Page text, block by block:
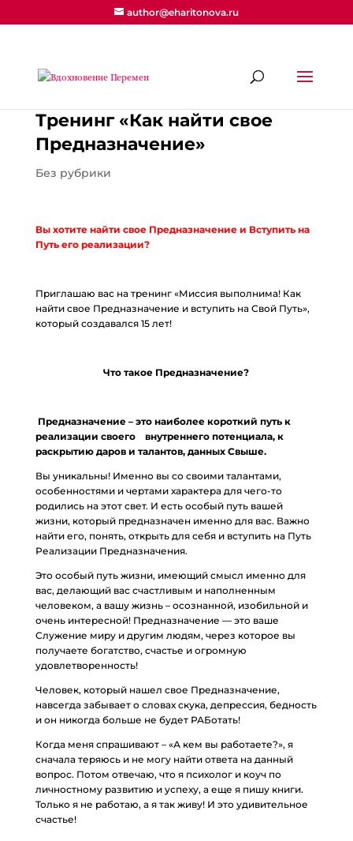
author@eharitonova.ru
Тренинг «Как найти свое
Предназначение»
Без рубрики
Вы хотите найти свое Предназначение и Вступить на
Путь его реализации?
Приглашаю вас на тренинг «Миссия выполнима! Как
найти свое Предназначение и вступить на Свой Путь»,
который создавался 15 лет!
Что такое Предназначение?
Предназначение– это наиболее короткий путь к
реализации своего внутреннего потенциала, к
раскрытию даров и талантов, данных Свыше.
Вы уникальны! Именно вы со своими талантами,
особенностями и чертами характера для чего-то
родились на этот свет. И есть особый путь вашей
жизни, который предназначен именно для вас. Важно
найти его, понять, открыть для себя и вступить на Путь
Реализации Предназначения.
Это особый путь жизни, имеющий смысл именно для
вас, делающий вас счастливым и наполненным
человеком, а вашу жизнь – осознанной, изобильной и
очень интересной! Предназначение — это ваше
Служение миру и другим людям, через которое вы
получаете богатство, счастье и огромную
удовлетворенность!
Человек, который нашел свое Предназначение,
навсегда забывает о словах скука, депрессия, бедность
и он никогда больше не будет РАБотать!
Когда меня спрашивают – «А кем вы работаете?», я
сначала теряюсь и не могу найти ответа на данный
вопрос. Потом отвечаю, что я психолог и коуч по
личностному развитию и успеху, а еще я пишу книги.
Только я не работаю, а я так живу! И это удивительное
счастье!